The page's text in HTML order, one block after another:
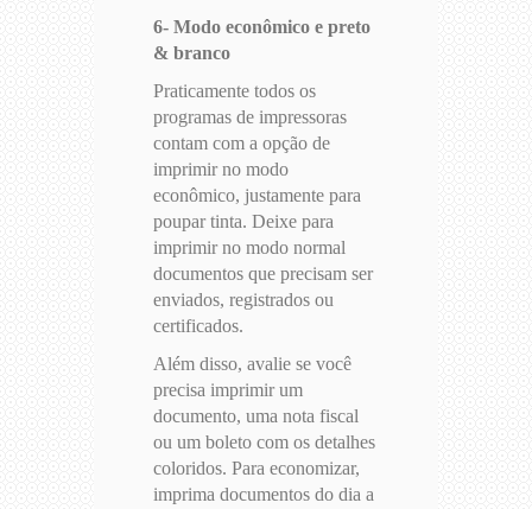
6- Modo econômico e preto
& branco
Praticamente todos os
programas de impressoras
contam com a opção de
imprimir no modo
econômico, justamente para
poupar tinta. Deixe para
imprimir no modo normal
documentos que precisam ser
enviados, registrados ou
certificados.
Além disso, avalie se você
precisa imprimir um
documento, uma nota fiscal
ou um boleto com os detalhes
coloridos. Para economizar,
imprima documentos do dia a